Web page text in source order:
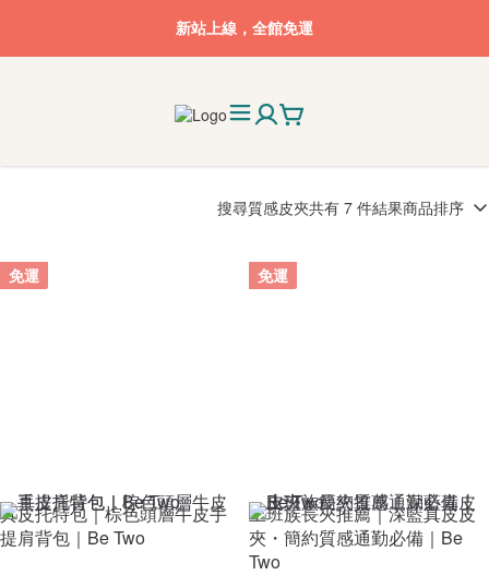
新站上線，全館免運
搜尋質感皮夾共有 7 件結果商品排序
免運
真皮托特包｜棕色頭層牛皮手
提肩背包｜Be Two
免運
上班族長夾推薦｜深藍真皮皮
夾・簡約質感通勤必備｜Be
Two